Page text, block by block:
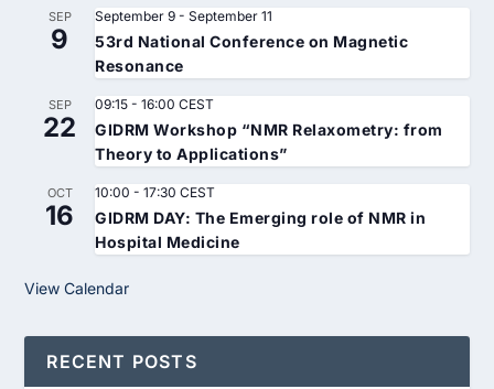
SEP
9
September 9 -September 11
53rd National Conference on Magnetic
Resonance
SEP
22
09:15 -16:00 CEST
GIDRM Workshop “NMR Relaxometry: from
Theory to Applications”
OCT
16
10:00 -17:30 CEST
GIDRM DAY: The Emerging role of NMR in
Hospital Medicine
View Calendar
RECENT POSTS